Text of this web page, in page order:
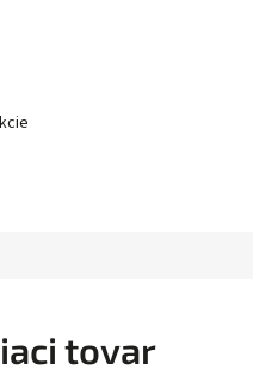
tovar